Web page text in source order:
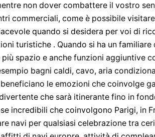
non dover combattere il vostro
commerciali, come è possibile
quando si desidera per voi di
turistiche . Quando si ha un familiare
spazio e anche funzioni aggiuntive
bagni caldi, cavo, aria
le emozioni che coinvolge
che sarà itinerante fino in
incredibili che coinvolgono Parigi, in
navi per qualsiasi celebrazione tra